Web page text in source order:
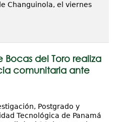
Changuinola, el viernes
del Toro realiza
comunitaria ante
Postgrado y
Tecnológica de Panamá